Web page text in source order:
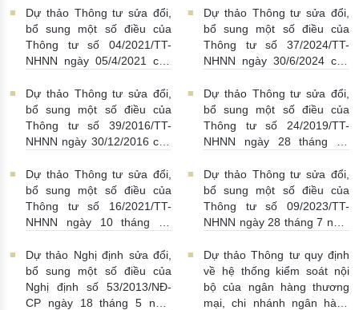
nước Việt Nam
15/05/2025 |
17:26:00
17:22:00
Dự thảo Thông tư sửa đổi,
bổ sung một số điều của
Thông tư số 04/2021/TT-
NHNN ngày 05/4/2021 của
nước Việt Nam
09/05/2025 |
23:19:00
Dự thảo Thông tư sửa đổi,
bổ sung một số điều của
Thông tư số 37/2024/TT-
NHNN ngày 30/6/2024 của
nước Việt Nam quy định về
cho vay đặc biệt 09/05/2025
| 21:40:00
Dự thảo Thông tư sửa đổi,
bổ sung một số điều của
Thông tư số 39/2016/TT-
NHNN ngày 30/12/2016 của
nước Việt Nam quy định về
hoạt động cho vay của tổ
chức tín dụng, chi nhánh
ngân hàng nước ngoài đối
17:38:00
Dự thảo Thông tư sửa đổi,
bổ sung một số điều của
Thông tư số 24/2019/TT-
NHNN ngày 28 tháng 11
Ngân hàng Nhà nước Việt
Nam quy định về tái cấp vốn
dưới hình thức cho vay lại
theo hồ sơ tín dụng đối với
| 22:50:00
Dự thảo Thông tư sửa đổi,
bổ sung một số điều của
Thông tư số 16/2021/TT-
NHNN ngày 10 tháng 11
Ngân hàng Nhà nước Việt
Nam quy định việc tổ chức
tín dụng, chi nhánh ngân
hàng nước ngoài mua, bán
Dự thảo Thông tư sửa đổi,
bổ sung một số điều của
Thông tư số 09/2023/TT-
NHNN ngày 28 tháng 7 năm
hàng Nhà nước Việt Nam
hướng dẫn thực hiện một số
điều của Luật Phòng, chống
rửa tiền
08/05/2025 |
Dự thảo Nghị định sửa đổi,
bổ sung một số điều của
Nghị định số 53/2013/NĐ-
CP ngày 18 tháng 5 năm
Dự thảo Thông tư quy định
về hệ thống kiểm soát nội
bộ của ngân hàng thương
mại, chi nhánh ngân hàng